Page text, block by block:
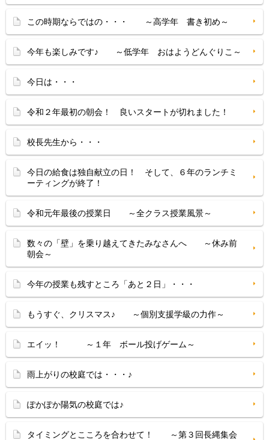
この時期ならではの・・・ ～高学年 書き初め～
今年も楽しみです♪ ～低学年 おはようどんぐりこ～
今日は・・・
令和２年最初の朝会！ 良いスタートが切れました！
校長先生から・・・
今日の給食は独自献立の日！ そして、６年のランチミ
ーティングが終了！
令和元年最後の授業日 ～全クラス授業風景～
数々の「壁」を乗り越えてきたみなさんへ ～休み前
朝会～
今年の授業も残すところ「あと２日」・・・
もうすぐ、クリスマス♪ ～個別支援学級の力作～
エイッ！ ～１年 ボール投げゲーム～
雨上がりの校庭では・・・♪
ぽかぽか陽気の校庭では♪
タイミングとこころを合わせて！ ～第３回長縄集会